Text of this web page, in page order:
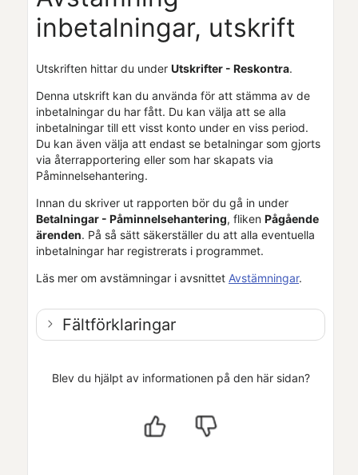
inbetalningar, utskrift
Utskriften hittar du under Utskrifter - Reskontra.
Denna utskrift kan du använda för att stämma av de
inbetalningar du har fått. Du kan välja att se alla
inbetalningar till ett visst konto under en viss period.
Du kan även välja att endast se betalningar som gjorts
via återrapportering eller som har skapats via
Påminnelsehantering.
Innan du skriver ut rapporten bör du gå in under
Betalningar - Påminnelsehantering, fliken Pågående
ärenden. På så sätt säkerställer du att alla eventuella
inbetalningar har registrerats i programmet.
Läs mer om avstämningar i avsnittet Avstämningar.
Fältförklaringar
Blev du hjälpt av informationen på den här sidan?